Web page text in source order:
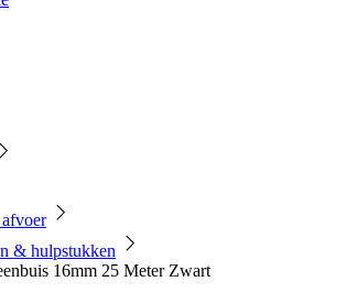
& hulpstukken
16mm 25 Meter Zwart